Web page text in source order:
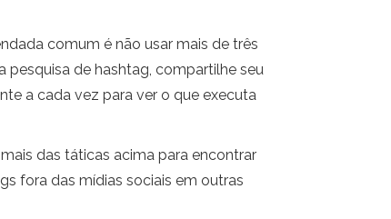
comum é não usar mais de três
pesquisa de hashtag, compartilhe seu
a cada vez para ver o que executa
das táticas acima para encontrar
fora das mídias sociais em outras